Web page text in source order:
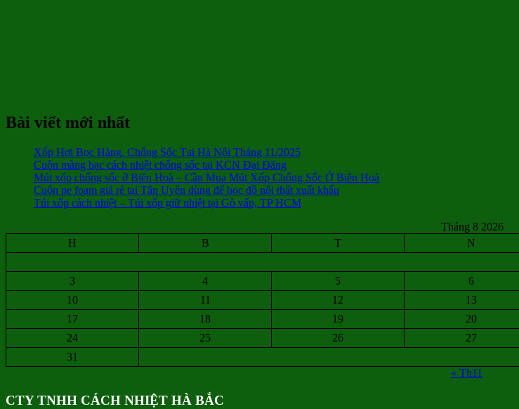
Bài viết mới nhất
Xốp Hơi Bọc Hàng, Chống Sốc Tại Hà Nội Tháng 11/2025
Cuộn màng bạc cách nhiệt chống sốc tại KCN Đại Đăng
Mút xốp chống sốc ở Biên Hoà – Cần Mua Mút Xốp Chống Sốc Ở Biên Hoà
Cuộn pe foam giá rẻ tại Tân Uyên dùng để bọc đồ nội thất xuất khẩu
Túi xốp cách nhiệt – Túi xốp giữ nhiệt tại Gò vấp, TP HCM
Tháng 8 2026
H
B T N
3
4 5 6
10
11 12 13
17
18 19 20
24
25 26 27
31
« Th11
CTY TNHH CÁCH NHIỆT HÀ BẮC